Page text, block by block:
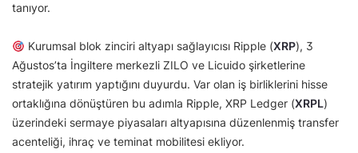
tanıyor.
Kurumsal blok zinciri altyapı sağlayıcısı Ripple (XRP), 3
Ağustos’ta İngiltere merkezli ZILO ve Licuido şirketlerine
stratejik yatırım yaptığını duyurdu. Var olan iş birliklerini hisse
ortaklığına dönüştüren bu adımla Ripple, XRP Ledger (XRPL)
üzerindeki sermaye piyasaları altyapısına düzenlenmiş transfer
acenteliği, ihraç ve teminat mobilitesi ekliyor.